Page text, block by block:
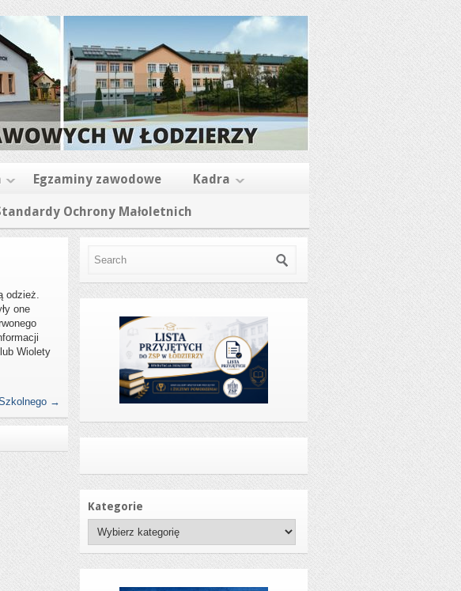
Egzaminy zawodowe Kadra
Ochrony Małoletnich
odzież.
one
Wiolety
→
Kategorie
Kategorie